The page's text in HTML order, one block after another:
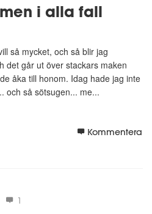
i alla fall
så mycket, och så blir jag
det går ut över stackars maken
åka till honom. Idag hade jag inte
och så sötsugen... me...
Kommentera
1